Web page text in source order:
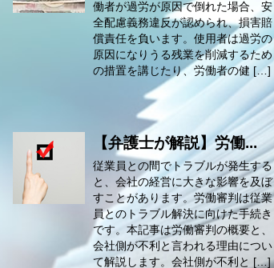
働者が過労が原因で倒れた場合、安
全配慮義務違反が認められ、損害賠
償責任を負います。使用者は過労の
原因になりうる残業を削減するため
の措置を講じたり、労働者の健 […]
【弁護士が解説】労働...
従業員との間でトラブルが発生する
と、会社の経営に大きな影響を及ぼ
すことがあります。労働審判は従業
員とのトラブル解決に向けた手続き
です。本記事は労働審判の概要と、
会社側が不利と言われる理由につい
て解説します。会社側が不利と […]